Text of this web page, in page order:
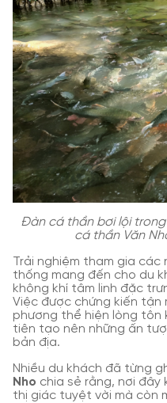
Đàn cá thần bơi lội
cá thần Văn
Trải nghiệm tham gia
thống mang đến cho du
không khí tâm linh đặc
Việc được chứng kiến
phương thể hiện lòng tôn
tiên tạo nên những ấn
bản địa.
Nhiều du khách đã từng
Nho chia sẻ rằng, nơi đây
thị giác tuyệt vời mà còn